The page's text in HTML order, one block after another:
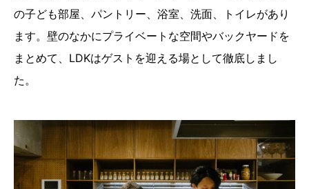
の子ども部屋、パントリー、浴室、洗面、トイレがあり
ます。壁のなかにプライベートな空間やバックヤードを
まとめて、LDKはゲストを迎える場として徹底しまし
た。